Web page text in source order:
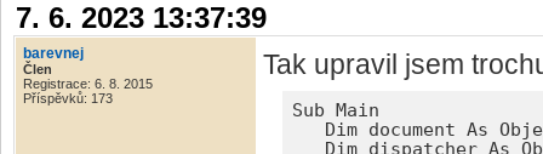
7. 6. 2023 13:37:39
barevnej
Člen
Registrace: 6. 8. 2015
Příspěvků: 173
Tak upravil jsem
Sub Main
Dim document As
Dim dispatcher As